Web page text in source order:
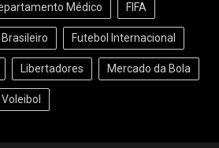
Médico FIFA
Futebol Internacional
Libertadores Mercado da Bola
Voleibol